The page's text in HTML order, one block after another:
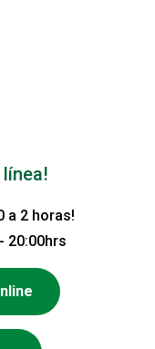
línea!
a 2 horas!
20:00hrs